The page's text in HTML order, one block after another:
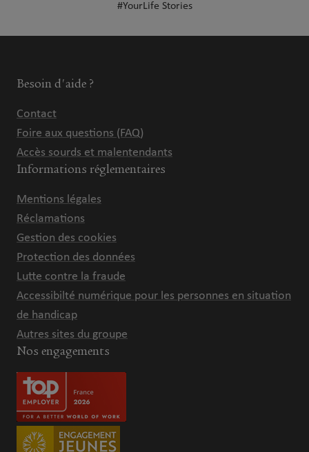
#YourLife Stories
Besoin d'aide ?
Contact
Foire aux questions (FAQ)
Accès sourds et malentendants
Informations réglementaires
Mentions légales
Réclamations
Gestion des cookies
Protection des données
Lutte contre la fraude
Accessibilté numérique pour les personnes en situation
de handicap
Autres sites du groupe
Nos engagements